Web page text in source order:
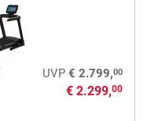
UVP € 2.799,00
€ 2.299,00